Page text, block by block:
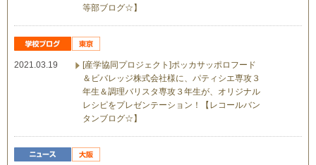
等部ブログ☆】
2021.03.19
[産学協同プロジェクト]ポッカサッポロフード
＆ビバレッジ株式会社様に、パティシエ専攻３
年生＆調理バリスタ専攻３年生が、オリジナル
レシピをプレゼンテーション！【レコールバン
タンブログ☆】